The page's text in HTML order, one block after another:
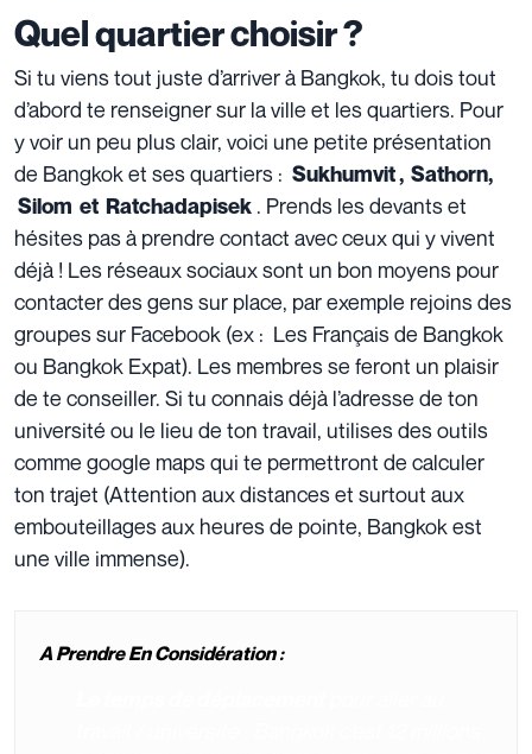
Quel quartier choisir ?
Si tu viens tout juste d’arriver à Bangkok, tu dois tout
d’abord te renseigner sur la ville et les quartiers. Pour
y voir un peu plus clair, voici une petite présentation
de Bangkok et ses quartiers : Sukhumvit , Sathorn,
Silom et Ratchadapisek . Prends les devants et
hésites pas à prendre contact avec ceux qui y vivent
déjà ! Les réseaux sociaux sont un bon moyens pour
contacter des gens sur place, par exemple rejoins des
groupes sur Facebook (ex : Les Français de Bangkok
ou Bangkok Expat). Les membres se feront un plaisir
de te conseiller. Si tu connais déjà l’adresse de ton
université ou le lieu de ton travail, utilises des outils
comme google maps qui te permettront de calculer
ton trajet (Attention aux distances et surtout aux
embouteillages aux heures de pointe, Bangkok est
une ville immense).
A Prendre En Considération :